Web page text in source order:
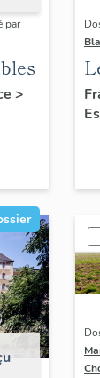
par
>